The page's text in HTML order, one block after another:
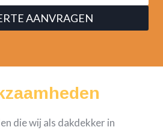
AANVRAGEN
die wij als dakdekker in